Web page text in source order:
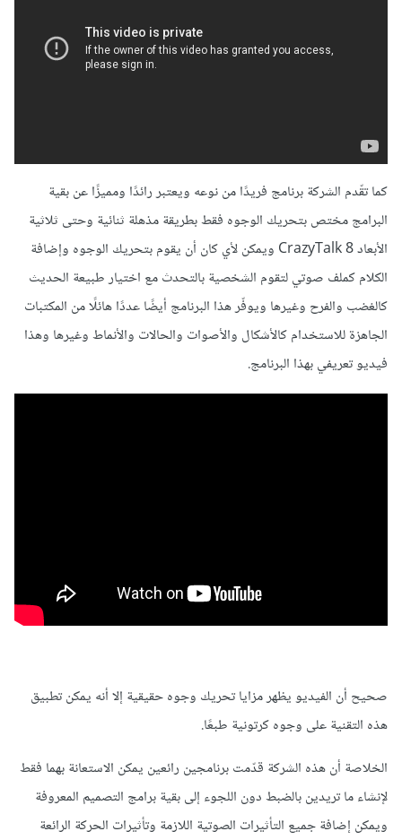
كما تقّدم الشركة برنامج فريدًا من نوعه ويعتبر رائدًا ومميزًا عن بقية
البرامج مختص بتحريك الوجوه فقط بطريقة مذهلة ثنائية وحتى ثلاثية
الأبعاد CrazyTalk 8 ويمكن لأي كان أن يقوم بتحريك الوجوه وإضافة
الكلام كملف صوتي لتقوم الشخصية بالتحدث مع اختيار طبيعة الحديث
كالغضب والفرح وغيرها ويوفّر هذا البرنامج أيضًا عددًا هائلًا من المكتبات
الجاهزة للاستخدام كالأشكال والأصوات والحالات والأنماط وغيرها وهذا
فيديو تعريفي بهذا البرنامج.
صحيح أن الفيديو يظهر مزايا تحريك وجوه حقيقية إلا أنه يمكن تطبيق
هذه التقنية على وجوه كرتونية طبعًا.
الخلاصة أن هذه الشركة قدّمت برنامجين رائعين يمكن الاستعانة بهما فقط
لإنشاء ما تريدين بالضبط دون اللجوء إلى بقية برامج التصميم المعروفة
ويمكن إضافة جميع التأثيرات الصوتية اللازمة وتأثيرات الحركة الرائعة